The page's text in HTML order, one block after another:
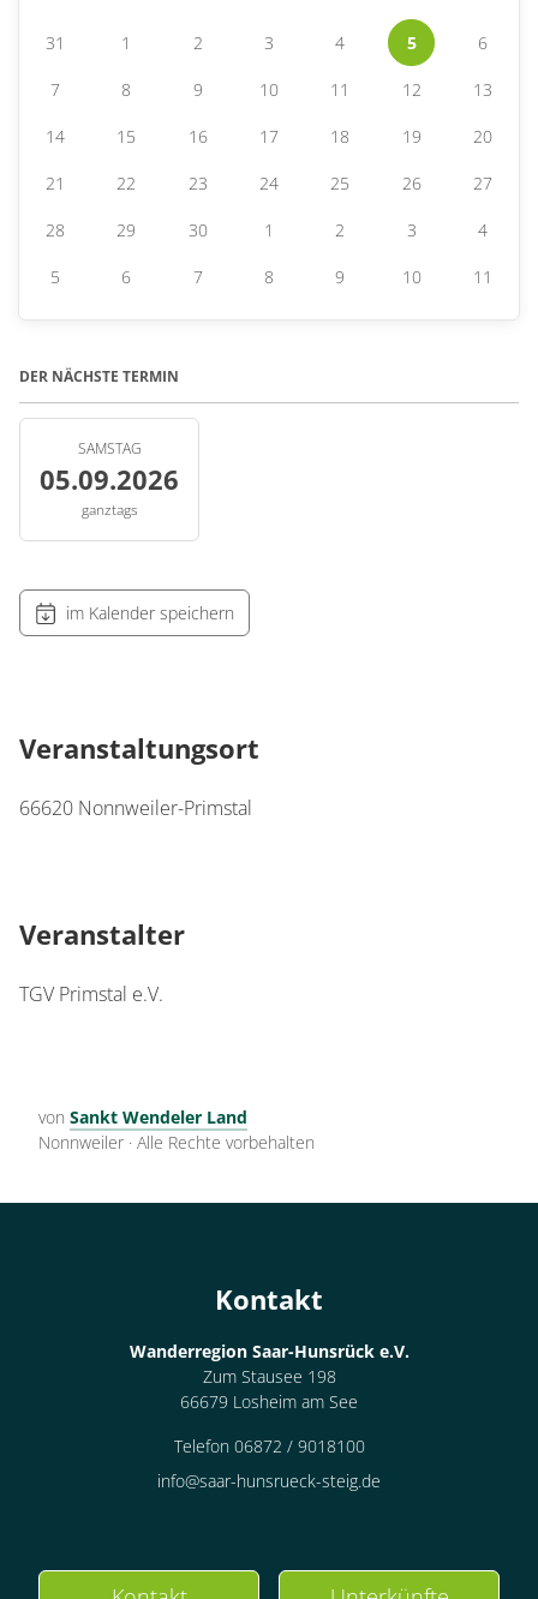
31 1 2 3 4 5 6
7 8 9 10 11 12 13
14 15 16 17 18 19 20
21 22 23 24 25 26 27
28 29 30 1 2 3 4
5 6 7 8 9 10 11
DER NÄCHSTE TERMIN
SAMSTAG
05.09.2026
ganztags
im Kalender speichern
Veranstaltungsort
66620 Nonnweiler-Primstal
Veranstalter
TGV Primstal e.V.
von Sankt Wendeler Land
Nonnweiler · Alle Rechte vorbehalten
Kontakt
Wanderregion Saar-Hunsrück e.V.
Zum Stausee 198
66679 Losheim am See
Telefon 06872 / 9018100
info@saar-hunsrueck-steig.de